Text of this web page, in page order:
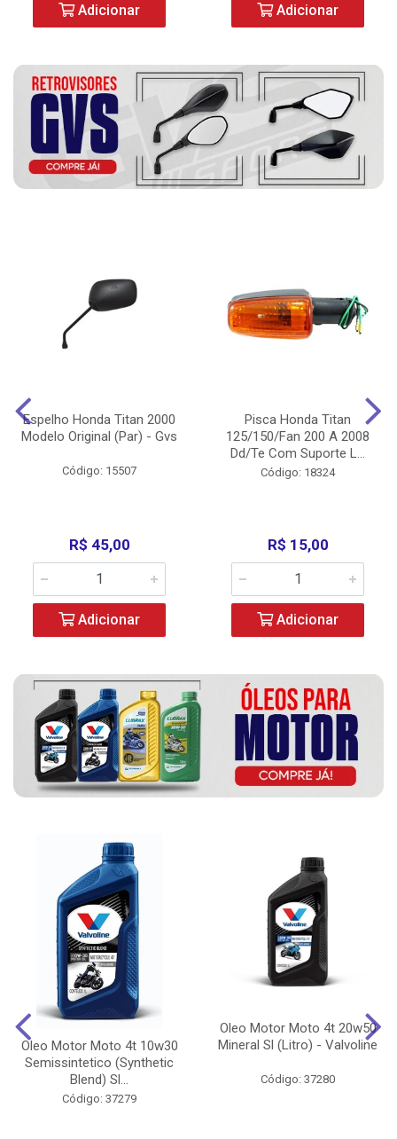
Adicionar Adicionar
Espelho Honda Titan 2000
Modelo Original (Par) - Gvs
Código: 15507
R$ 45,00
Adicionar
Pisca Honda Titan
125/150/Fan 200 A 2008
Dd/Te Com Suporte L...
Código: 18324
R$ 15,00
Adicionar
Oleo Motor Moto 4t 10w30
Semissintetico (Synthetic
Blend) Sl...
Código: 37279
Oleo Motor Moto 4t 20w50
Mineral Sl (Litro) - Valvoline
Código: 37280